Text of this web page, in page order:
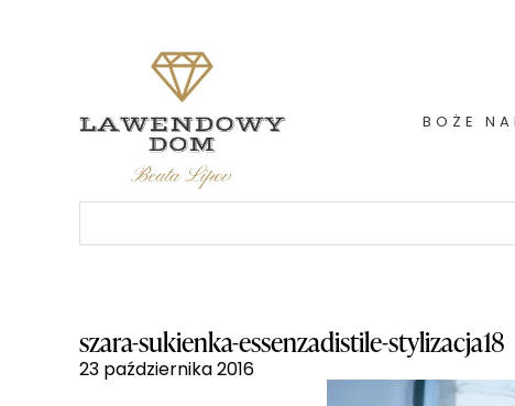
BOŻE
szara-sukienka-essenzadistile-stylizacja18
23 października 2016